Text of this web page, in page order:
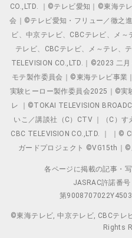
CO.,LTD. ｜©テレビ愛知｜©東海テ
会｜©テレビ愛知・フリュー／徹之
ビ、中京テレビ、CBCテレビ、メ
テレビ、CBCテレビ、メ～テレ、
TELEVISION CO.,LTD.｜©2023 二
モテ製作委員会｜©東海テレビ事
実験ヒーロー製作委員会2025｜©実
レ ｜©TOKAI TELEVISION
いこ／講談社（C）CTV ｜（C）
CBC TELEVISION CO.,LTD. ｜ ｜©
ガードプロジェクト ©VG15th｜
各ページに掲載の記事・
JASRAC許諾番号
第
©東海テレビ, 中京テレビ, CBCテレ
Rights